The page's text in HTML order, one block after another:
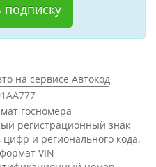
на сервисе Автокод
госномера
регистрационный знак
цифр и регионального кода.
VIN